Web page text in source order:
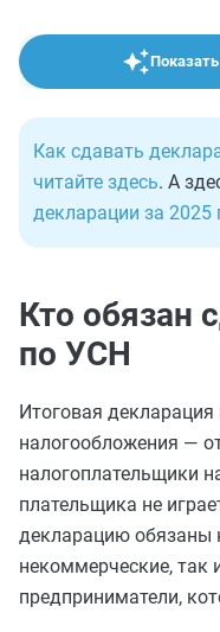
Как сдавать
читайте здесь. А
декларации за 2025
Кто обязан
по УСН
Итоговая
налогообложения —
налогоплательщики
плательщика не
декларацию обязаны
некоммерческие, так
предприниматели,